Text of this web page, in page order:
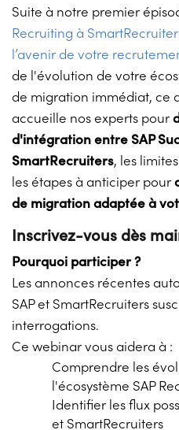
Suite à notre premier
Recruiting à
l’avenir de votre
de l'évolution de votre
de migration immédiat, ce
accueille nos experts pour
d'intégration entre SAP
SmartRecruiters, les
les étapes à anticiper pour
de migration adaptée à
Inscrivez-vous dès
Pourquoi participer ?
Les annonces récentes
SAP et SmartRecruiters
interrogations.
Ce webinar vous aidera à :
Comprendre les
l'écosystème SAP
Identifier les flux
et SmartRecruiters